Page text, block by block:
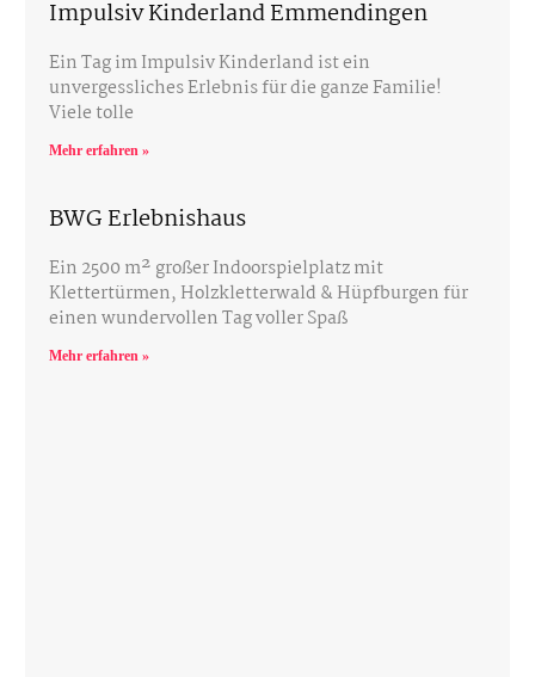
Impulsiv Kinderland Emmendingen
Ein Tag im Impulsiv Kinderland ist ein
unvergessliches Erlebnis für die ganze Familie!
Viele tolle
Mehr erfahren »
BWG Erlebnishaus
Ein 2500 m² großer Indoorspielplatz mit
Klettertürmen, Holzkletterwald & Hüpfburgen für
einen wundervollen Tag voller Spaß
Mehr erfahren »